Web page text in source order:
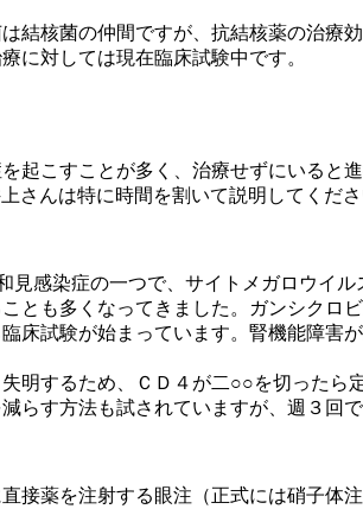
核菌の仲間ですが、抗結核薬の治療
に対しては現在臨床試験中です。
こすことが多く、治療せずにいると
さんは特に時間を割いて説明してくださ
感染症の一つで、サイトメガロウイ
とも多くなってきました。ガンシクロ
床試験が始まっています。腎機能障害
するため、ＣＤ４が二○○を切ったら
す方法も試されていますが、週３回
薬を注射する眼注（正式には硝子体